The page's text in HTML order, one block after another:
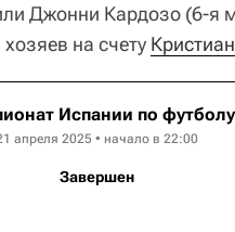
Джонни Кардозо (6-я
на счету
Испании по футболу
апреля 2025 • начало в 22:00
Завершен